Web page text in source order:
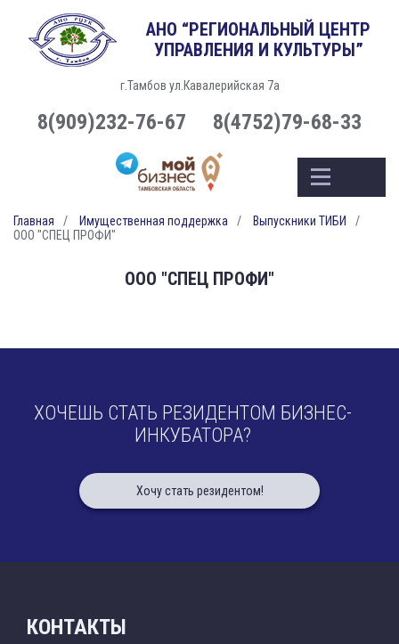
АНО “РЕГИОНАЛЬНЫЙ ЦЕНТР
УПРАВЛЕНИЯ И КУЛЬТУРЫ”
г.Тамбов ул.Кавалерийская 7а
8(909)232-76-67 8(4752)79-68-33
Главная Имущественная поддержка
Выпускники ТИБИ
ООО "СПЕЦ ПРОФИ"
ООО "СПЕЦ ПРОФИ"
ХОЧЕШЬ СТАТЬ РЕЗИДЕНТОМ БИЗНЕС-
ИНКУБАТОРА?
Хочу стать резидентом!
КОНТАКТЫ